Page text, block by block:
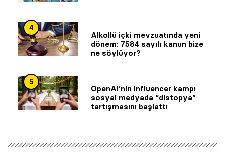
4
Alkollü içki mevzuatında yeni
dönem: 7584 sayılı kanun bize
ne söylüyor?
5
OpenAI’nin influencer kampı
sosyal medyada “distopya”
tartışmasını başlattı